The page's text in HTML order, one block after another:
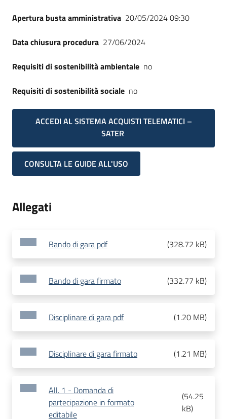
Apertura busta amministrativa 20/05/2024 09:30
Data chiusura procedura 27/06/2024
Requisiti di sostenibilità ambientale no
Requisiti di sostenibilità sociale no
ACCEDI AL SISTEMA ACQUISTI TELEMATICI –
SATER
CONSULTA LE GUIDE ALL'USO
Allegati
Bando di gara pdf (328.72 kB)
Bando di gara firmato (332.77 kB)
Disciplinare di gara pdf (1.20 MB)
Disciplinare di gara firmato (1.21 MB)
All. 1 - Domanda di
partecipazione in formato
editabile
(54.25
kB)